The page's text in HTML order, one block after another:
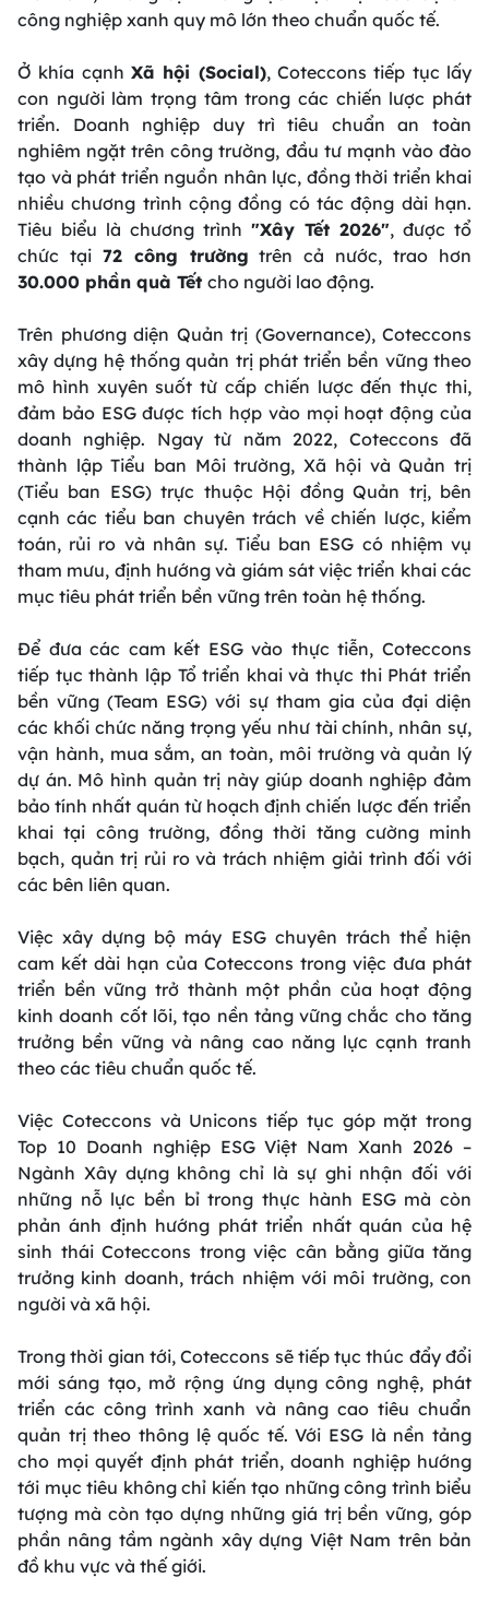
công nghiệp xanh quy mô lớn theo chuẩn quốc tế.
Ở khía cạnh Xã hội (Social), Coteccons tiếp tục lấy
con người làm trọng tâm trong các chiến lược phát
triển. Doanh nghiệp duy trì tiêu chuẩn an toàn
nghiêm ngặt trên công trường, đầu tư mạnh vào đào
tạo và phát triển nguồn nhân lực, đồng thời triển khai
nhiều chương trình cộng đồng có tác động dài hạn.
Tiêu biểu là chương trình "Xây Tết 2026", được tổ
chức tại 72 công trường trên cả nước, trao hơn
30.000 phần quà Tết cho người lao động.
Trên phương diện Quản trị (Governance), Coteccons
xây dựng hệ thống quản trị phát triển bền vững theo
mô hình xuyên suốt từ cấp chiến lược đến thực thi,
đảm bảo ESG được tích hợp vào mọi hoạt động của
doanh nghiệp. Ngay từ năm 2022, Coteccons đã
thành lập Tiểu ban Môi trường, Xã hội và Quản trị
(Tiểu ban ESG) trực thuộc Hội đồng Quản trị, bên
cạnh các tiểu ban chuyên trách về chiến lược, kiểm
toán, rủi ro và nhân sự. Tiểu ban ESG có nhiệm vụ
tham mưu, định hướng và giám sát việc triển khai các
mục tiêu phát triển bền vững trên toàn hệ thống.
Để đưa các cam kết ESG vào thực tiễn, Coteccons
tiếp tục thành lập Tổ triển khai và thực thi Phát triển
bền vững (Team ESG) với sự tham gia của đại diện
các khối chức năng trọng yếu như tài chính, nhân sự,
vận hành, mua sắm, an toàn, môi trường và quản lý
dự án. Mô hình quản trị này giúp doanh nghiệp đảm
bảo tính nhất quán từ hoạch định chiến lược đến triển
khai tại công trường, đồng thời tăng cường minh
bạch, quản trị rủi ro và trách nhiệm giải trình đối với
các bên liên quan.
Việc xây dựng bộ máy ESG chuyên trách thể hiện
cam kết dài hạn của Coteccons trong việc đưa phát
triển bền vững trở thành một phần của hoạt động
kinh doanh cốt lõi, tạo nền tảng vững chắc cho tăng
trưởng bền vững và nâng cao năng lực cạnh tranh
theo các tiêu chuẩn quốc tế.
Việc Coteccons và Unicons tiếp tục góp mặt trong
Top 10 Doanh nghiệp ESG Việt Nam Xanh 2026 –
Ngành Xây dựng không chỉ là sự ghi nhận đối với
những nỗ lực bền bỉ trong thực hành ESG mà còn
phản ánh định hướng phát triển nhất quán của hệ
sinh thái Coteccons trong việc cân bằng giữa tăng
trưởng kinh doanh, trách nhiệm với môi trường, con
người và xã hội.
Trong thời gian tới, Coteccons sẽ tiếp tục thúc đẩy đổi
mới sáng tạo, mở rộng ứng dụng công nghệ, phát
triển các công trình xanh và nâng cao tiêu chuẩn
quản trị theo thông lệ quốc tế. Với ESG là nền tảng
cho mọi quyết định phát triển, doanh nghiệp hướng
tới mục tiêu không chỉ kiến tạo những công trình biểu
tượng mà còn tạo dựng những giá trị bền vững, góp
phần nâng tầm ngành xây dựng Việt Nam trên bản
đồ khu vực và thế giới.